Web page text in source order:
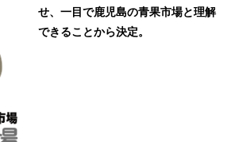
せ、一目で鹿児島の青果市場と理解
できることから決定。